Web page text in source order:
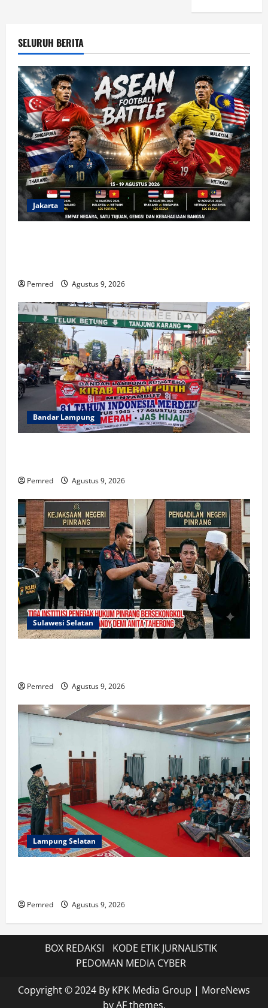
SELURUH BERITA
Jakarta
Pemred Agustus 9, 2026
Bandar Lampung
Pemred Agustus 9, 2026
Sulawesi Selatan
Pemred Agustus 9, 2026
Lampung Selatan
Pemred Agustus 9, 2026
BOX REDAKSI
KODE ETIK JURNALISTIK
PEDOMAN MEDIA CYBER
Copyright © 2024 By KPK Media Group | MoreNews
by AF themes.